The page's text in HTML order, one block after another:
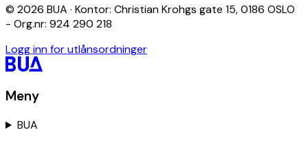
© 2026 BUA · Kontor: Christian Krohgs gate 15, 0186 OSLO
- Org.nr: 924 290 218
Logg inn for utlånsordninger
Meny
BUA